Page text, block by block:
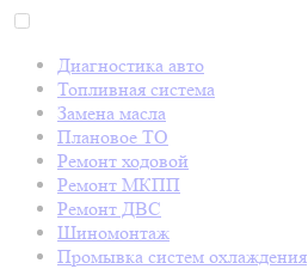
Диагностика авто
Топливная система
Замена масла
Плановое ТО
Ремонт ходовой
Ремонт МКПП
Ремонт ДВС
Шиномонтаж
Промывка систем охлаждения